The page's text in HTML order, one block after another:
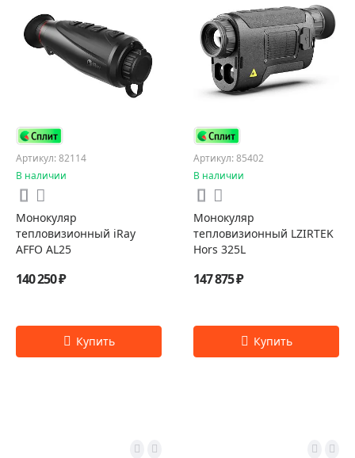
Артикул: 82114
В наличии
Монокуляр
тепловизионный iRay
AFFO AL25
140 250 ₽
Артикул: 85402
В наличии
Монокуляр
тепловизионный LZIRTEK
Hors 325L
147 875 ₽